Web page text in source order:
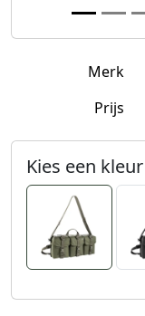
Merk
Prijs
Kies een kleur